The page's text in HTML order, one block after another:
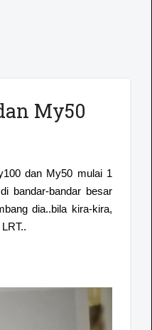
My50
dan My50 mulai 1
bandar-bandar besar
dia..bila kira-kira,